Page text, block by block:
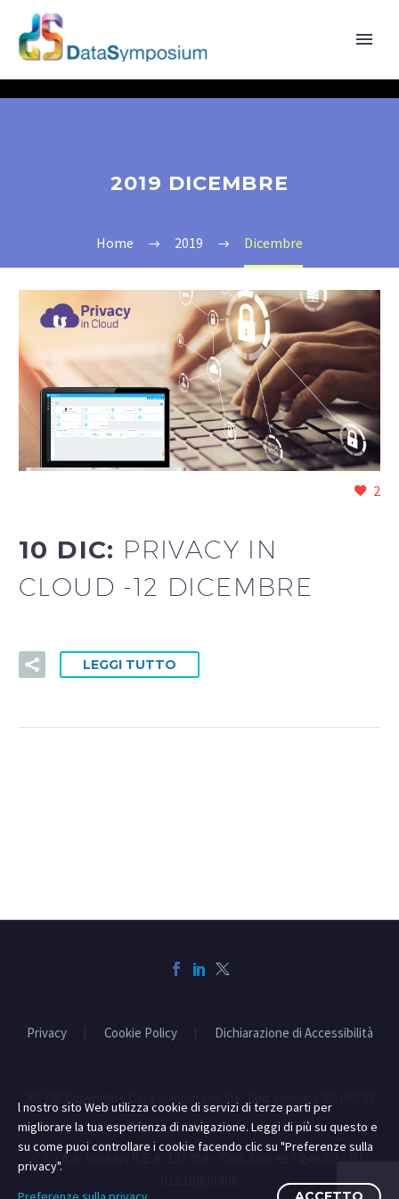
2019 DICEMBRE
Home 2019 Dicembre
2
10 DIC: PRIVACY IN
CLOUD -12 DICEMBRE
LEGGI TUTTO
Privacy Cookie Policy Dichiarazione di Accessibilità
C.C.I.A.A. Sassari R.E.A. 127459 - Cap. Soc. €97.240,00 - P.I.
l nostro sito Web utilizza cookie di servizi di terze parti per
migliorare la tua esperienza di navigazione. Leggi di più su questo e
su come puoi controllare i cookie facendo clic su "Preferenze sulla
privacy".